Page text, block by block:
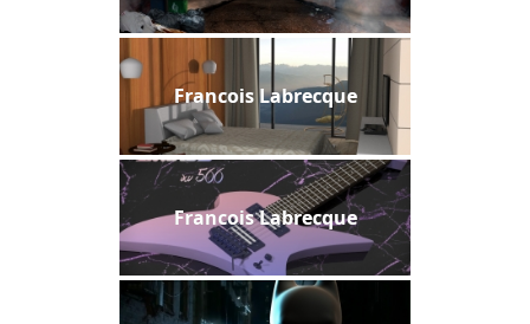
Francois Labrecque
Francois Labrecque